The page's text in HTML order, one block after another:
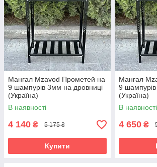
Мангал Mzavod Прометей на
9 шампурів 3мм на дровниці
(Україна)
В наявності
4 140 ₴ 5 175 ₴
Купити
Мангал
9
(Україна)
В наявності
4 650 ₴